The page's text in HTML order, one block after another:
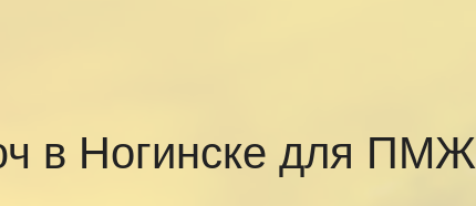
в Ногинске для ПМЖ